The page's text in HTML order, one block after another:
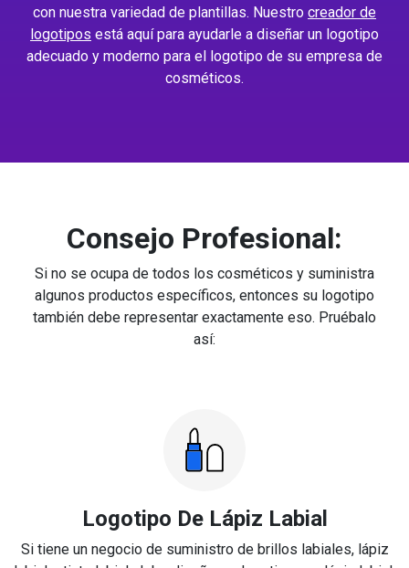
con nuestra variedad de plantillas. Nuestro creador de
logotipos está aquí para ayudarle a diseñar un logotipo
adecuado y moderno para el logotipo de su empresa de
cosméticos.
Consejo Profesional:
Si no se ocupa de todos los cosméticos y suministra
algunos productos específicos, entonces su logotipo
también debe representar exactamente eso. Pruébalo
así:
Logotipo De Lápiz Labial
Si tiene un negocio de suministro de brillos labiales, lápiz